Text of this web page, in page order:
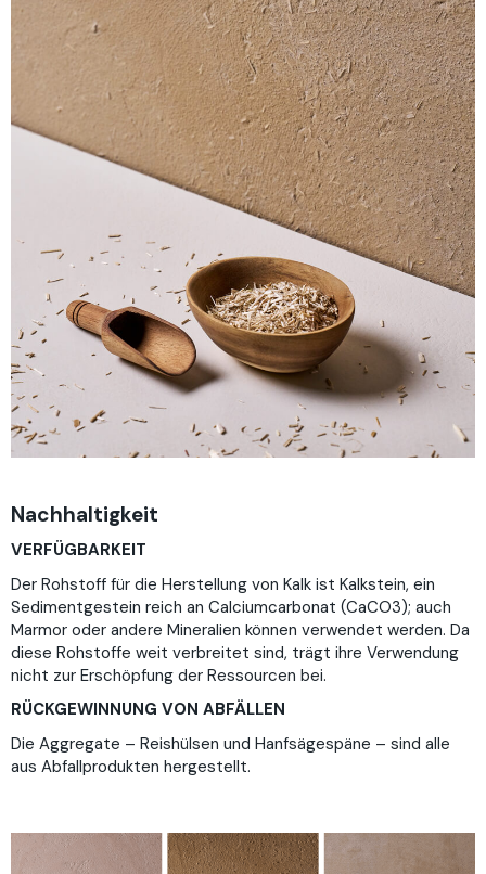
Nachhaltigkeit
VERFÜGBARKEIT
Der Rohstoff für die Herstellung von Kalk ist Kalkstein, ein
Sedimentgestein reich an Calciumcarbonat (CaCO3); auch
Marmor oder andere Mineralien können verwendet werden. Da
diese Rohstoffe weit verbreitet sind, trägt ihre Verwendung
nicht zur Erschöpfung der Ressourcen bei.
RÜCKGEWINNUNG VON ABFÄLLEN
Die Aggregate – Reishülsen und Hanfsägespäne – sind alle
aus Abfallprodukten hergestellt.